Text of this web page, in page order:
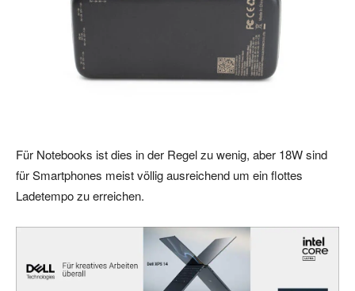
Für Notebooks ist dies in der Regel zu wenig, aber 18W sind
für Smartphones meist völlig ausreichend um ein flottes
Ladetempo zu erreichen.